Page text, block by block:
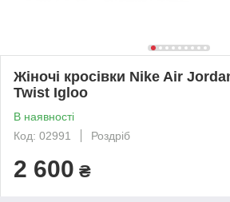
Жіночі кросівки Nike Air
Twist Igloo
В наявності
Код: 02991
Роздріб
2 600 ₴